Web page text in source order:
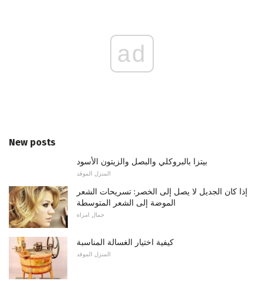
ad
New posts
بيتزا بالبروكلي والبصل والزيتون الأسود
المنزل الموقد
إذا كان الجديل لا يصل إلى الخصر: تسريحات الشعر
الموضة إلى الشعر المتوسطة
جمال امراة
كيفية اختيار الغسالة المناسبة
المنزل الموقد